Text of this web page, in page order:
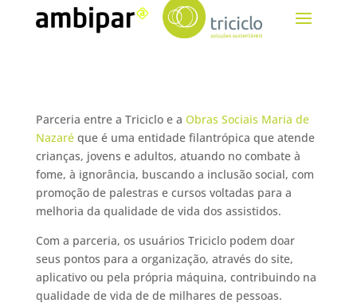
Parceria entre a Triciclo e a Obras Sociais Maria de
Nazaréque é uma entidade filantrópica que atende
crianças, jovens e adultos, atuando no combate à
fome, à ignorância, buscando a inclusão social, com
promoção de palestras e cursos voltadas para a
melhoria da qualidade de vida dos assistidos.
Com a parceria, os usuários Triciclo podem doar
seus pontos para a organização, através do site,
aplicativo ou pela própria máquina, contribuindo na
qualidade de vida de de milhares de pessoas.